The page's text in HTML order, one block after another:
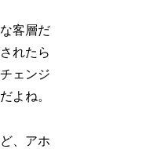
客層だ
れたら
ェンジ
よね。
、アホ